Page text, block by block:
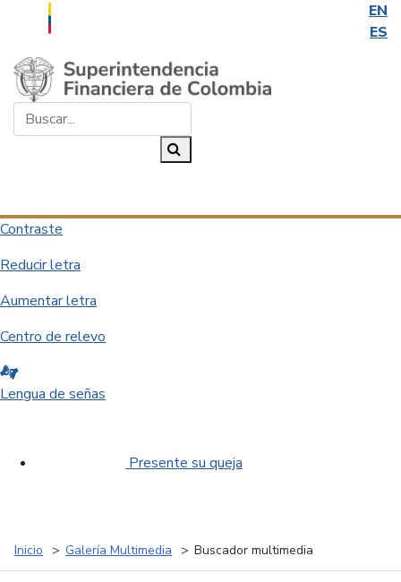
EN
ES
Saltar al contenido principal
Contraste
Reducir letra
Aumentar letra
Centro de relevo
Lengua de señas
Presente su queja
Inicio Galería Multimedia Buscador multimedia